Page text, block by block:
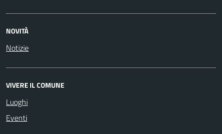
NOVITÀ
Notizie
VIVERE IL COMUNE
Luoghi
Eventi